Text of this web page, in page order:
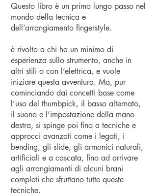
Questo libro è un primo lungo passo nel
mondo della tecnica e
dell’arrangiamento fingerstyle.
è rivolto a chi ha un minimo di
esperienza sullo strumento, anche in
altri stili o con l’elettrica, e vuole
iniziare questa avventura. Ma, pur
cominciando dai concetti base come
l’uso del thumbpick, il basso alternato,
il suono e l’impostazione della mano
destra, si spinge poi fino a tecniche e
approcci avanzati come i legati, i
bending, gli slide, gli armonici naturali,
artificiali e a cascata, fino ad arrivare
agli arrangiamenti di alcuni brani
completi che sfruttano tutte queste
tecniche.